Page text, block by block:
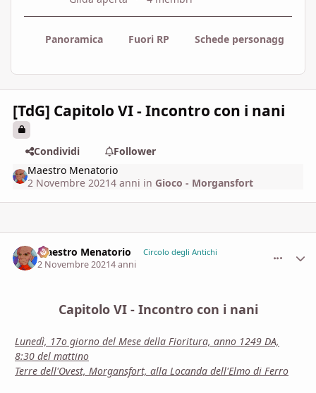
Panoramica Fuori RP Schede personaggi
[TdG] Capitolo VI - Incontro con i nani
Condividi
Follower
Maestro Menatorio
2 Novembre 20214 anni in Gioco - Morgansfort
Maestro Menatorio Circolo degli Antichi
2 Novembre 20214 anni
Capitolo VI - Incontro con i nani
Lunedì, 17o giorno del Mese della Fioritura, anno 1249 DA,
8:30 del mattino
Terre dell'Ovest, Morgansfort, alla Locanda dell'Elmo di Ferro